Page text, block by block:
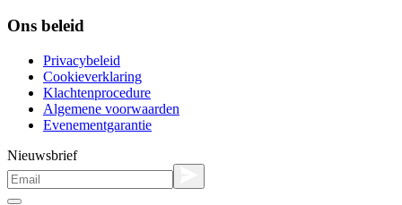
Ons beleid
Privacybeleid
Cookieverklaring
Klachtenprocedure
Algemene voorwaarden
Evenementgarantie
Nieuwsbrief